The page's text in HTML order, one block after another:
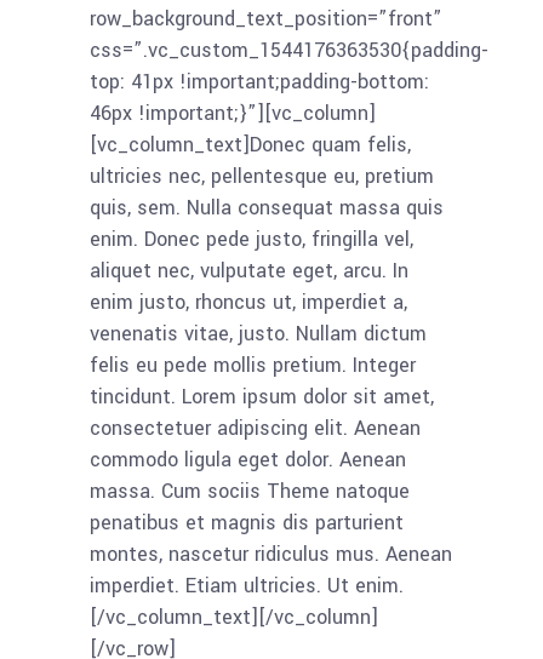
row_background_text_position=”front”
css=”.vc_custom_1544176363530{padding-
top: 41px !important;padding-bottom:
46px !important;}”][vc_column]
[vc_column_text]Donec quam felis,
ultricies nec, pellentesque eu, pretium
quis, sem. Nulla consequat massa quis
enim. Donec pede justo, fringilla vel,
aliquet nec, vulputate eget, arcu. In
enim justo, rhoncus ut, imperdiet a,
venenatis vitae, justo. Nullam dictum
felis eu pede mollis pretium. Integer
tincidunt. Lorem ipsum dolor sit amet,
consectetuer adipiscing elit. Aenean
commodo ligula eget dolor. Aenean
massa. Cum sociis Theme natoque
penatibus et magnis dis parturient
montes, nascetur ridiculus mus. Aenean
imperdiet. Etiam ultricies. Ut enim.
[/vc_column_text][/vc_column]
[/vc_row]